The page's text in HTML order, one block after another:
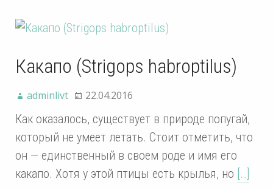
Какапо (Strigops habroptilus)
adminlivt 22.04.2016
Как оказалось, существует в природе попугай,
который не умеет летать. Стоит отметить, что
он — единственный в своем роде и имя его
какапо. Хотя у этой птицы есть крылья, но […]